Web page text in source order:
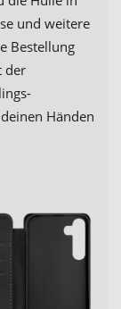
und weitere
Bestellung
der
Händen